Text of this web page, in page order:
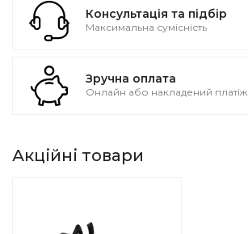
Консультація та підбір
Максимальна сумісність
Зручна оплата
Онлайн або накладений платіж
Акційні товари